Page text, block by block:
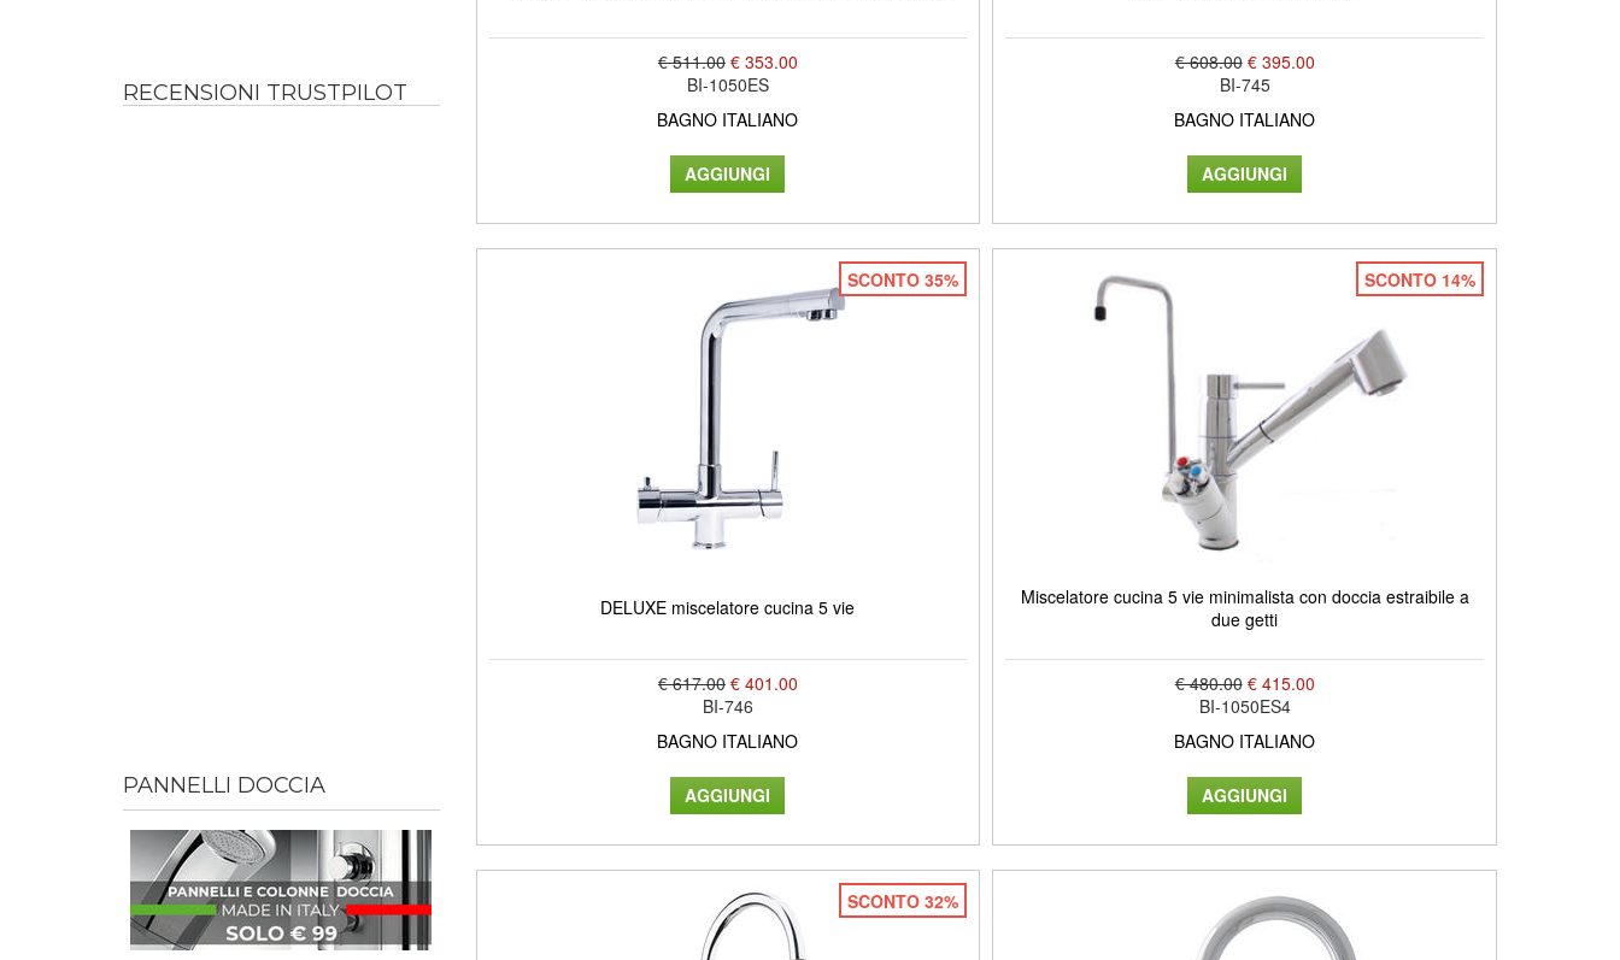
RECENSIONI TRUSTPILOT
PANNELLI DOCCIA
€ 511.00 € 353.00
BI-1050ES
BAGNO ITALIANO
€ 608.00 € 395.00
BI-745
BAGNO ITALIANO
SCONTO 35%
DELUXE miscelatore cucina 5 vie
€ 617.00 € 401.00
BI-746
BAGNO ITALIANO
SCONTO 14%
Miscelatore cucina 5 vie minimalista con doccia estraibile a
due getti
€ 480.00 € 415.00
BI-1050ES4
BAGNO ITALIANO
SCONTO 32%